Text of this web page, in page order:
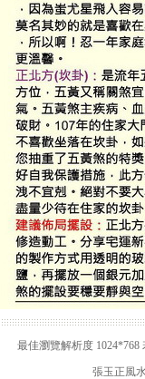
最佳瀏覽解析度
張玉正風